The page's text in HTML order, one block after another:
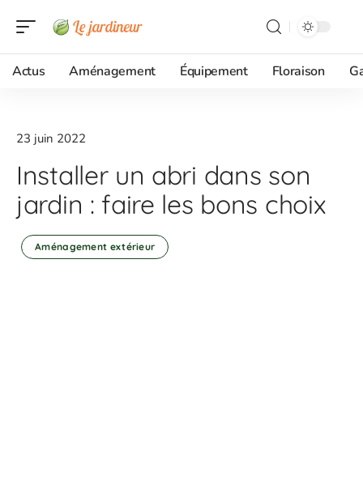
Actus Aménagement Équipement Floraison
23 juin 2022
Installer un abri dans son
jardin : faire les bons choix
Aménagement extérieur